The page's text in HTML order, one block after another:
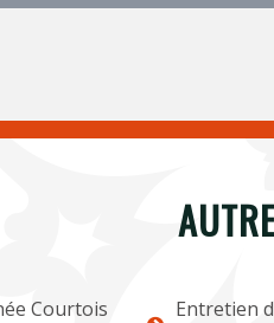
Courtois
Entretien